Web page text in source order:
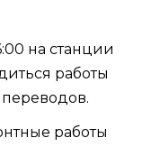
на станции
работы
работы